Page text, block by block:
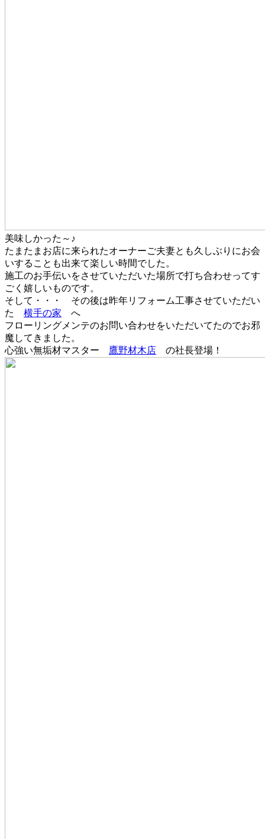
美味しかった～♪
たまたまお店に来られたオーナーご夫妻とも久しぶりにお会
いすることも出来て楽しい時間でした。
施工のお手伝いをさせていただいた場所で打ち合わせってす
ごく嬉しいものです。
そして・・・ その後は昨年リフォーム工事させていただい
た 横手の家 へ
フローリングメンテのお問い合わせをいただいてたのでお邪
魔してきました。
心強い無垢材マスター 鷹野材木店 の社長登場！